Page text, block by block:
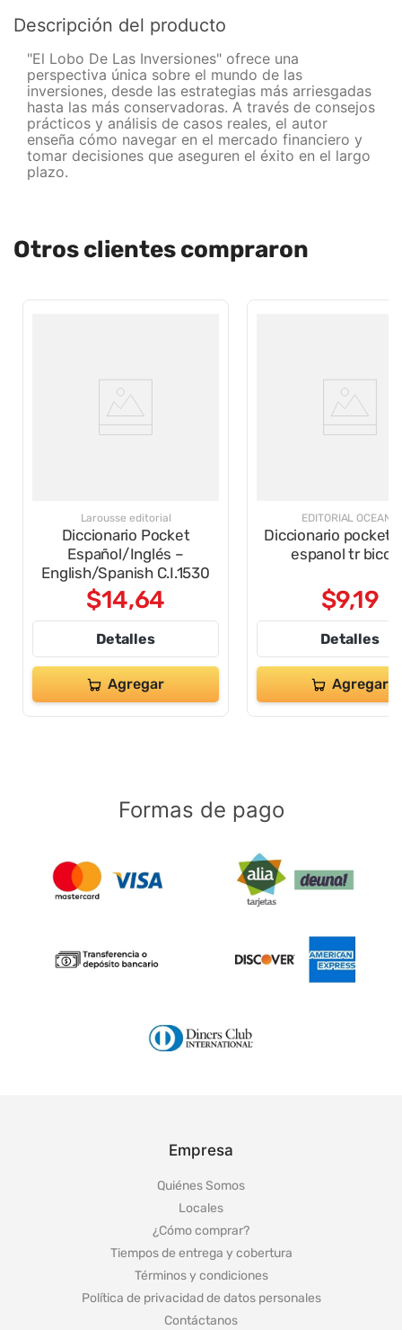
Descripción del producto
"El Lobo De Las Inversiones" ofrece una
perspectiva única sobre el mundo de las
inversiones, desde las estrategias más arriesgadas
hasta las más conservadoras. A través de consejos
prácticos y análisis de casos reales, el autor
enseña cómo navegar en el mercado financiero y
tomar decisiones que aseguren el éxito en el largo
plazo.
Otros clientes compraron
Larousse editorial
Diccionario Pocket
Español/Inglés –
English/Spanish C.I.1530
$14,64
Detalles
Agregar
EDITORIAL OCEANO
Diccionario pocket
espanol tr
$9,19
Detalles
Agregar
Formas de pago
Empresa
Quiénes Somos
Locales
¿Cómo comprar?
Tiempos de entrega y cobertura
Términos y condiciones
Política de privacidad de datos personales
Contáctanos